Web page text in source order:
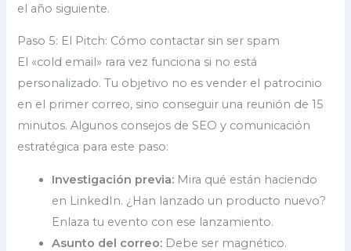
el año siguiente.
Paso 5: El Pitch: Cómo contactar sin ser spam
El «cold email» rara vez funciona si no está
personalizado. Tu objetivo no es vender el patrocinio
en el primer correo, sino conseguir una reunión de 15
minutos. Algunos consejos de SEO y comunicación
estratégica para este paso:
Investigación previa: Mira qué están haciendo
en LinkedIn. ¿Han lanzado un producto nuevo?
Enlaza tu evento con ese lanzamiento.
Asunto del correo: Debe ser magnético.